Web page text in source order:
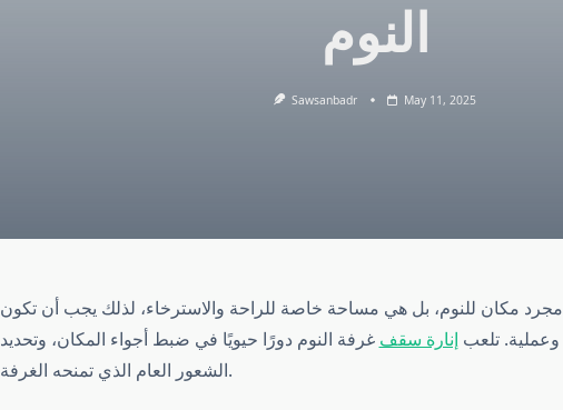
النوم
Sawsanbadr May 11, 2025
مكان للنوم، بل هي مساحة خاصة للراحة والاسترخاء، لذلك يجب أن تكون
وعملية. تلعب إنارة سقف غرفة النوم دورًا حيويًا في ضبط أجواء المكان، وتحديد
الشعور العام الذي تمنحه الغرفة.